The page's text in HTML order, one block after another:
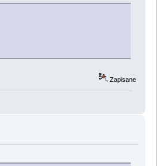
Zapisane